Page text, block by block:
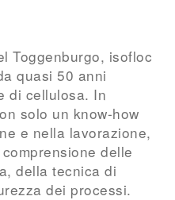
Toggenburgo, isofloc
quasi 50 anni
di cellulosa. In
solo un know-how
e nella lavorazione,
delle
della tecnica di
dei processi.